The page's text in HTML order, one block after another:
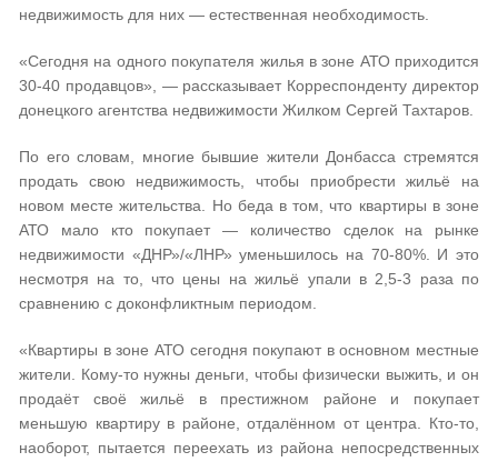
недвижимость для них — естественная необходимость.
«Сегодня на одного покупателя жилья в зоне АТО приходится
30-40 продавцов», — рассказывает Корреспонденту директор
донецкого агентства недвижимости Жилком Сергей Тахтаров.
По его словам, многие бывшие жители Донбасса стремятся
продать свою недвижимость, чтобы приобрести жильё на
новом месте жительства. Но беда в том, что квартиры в зоне
АТО мало кто покупает — количество сделок на рынке
недвижимости «ДНР»/«ЛНР» уменьшилось на 70-80%. И это
несмотря на то, что цены на жильё упали в 2,5-3 раза по
сравнению с доконфликтным периодом.
«Квартиры в зоне АТО сегодня покупают в основном местные
жители. Кому-то нужны деньги, чтобы физически выжить, и он
продаёт своё жильё в престижном районе и покупает
меньшую квартиру в районе, отдалённом от центра. Кто-то,
наоборот, пытается переехать из района непосредственных